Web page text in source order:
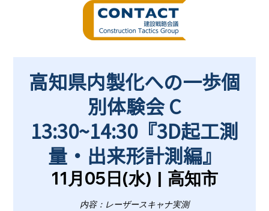
高知県内製化への一歩個
別体験会 C
13:30~14:30『3D起工測
量・出来形計測編』
11月05日(水)
  |
高知市
内容：レーザースキャナ実測